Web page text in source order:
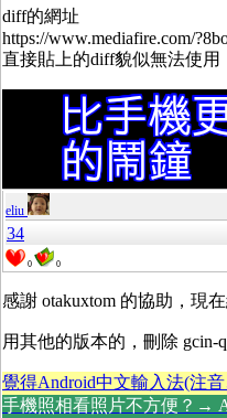
diff的網址
https://www.mediafire.com/
直接貼上的diff貌似無法使用
eliu
34
0 0
感謝 otakuxtom 的協助，現
用其他的版本的，刪除 gcin-
覺得Android中文輸入法(注
手機照相看照片不方便？→